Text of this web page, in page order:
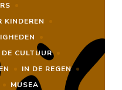
KINDEREN
DE CULTUUR
IN DE REGEN
MUSEA